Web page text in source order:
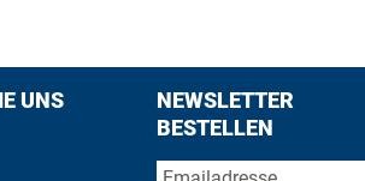
UNS
NEWSLETTER
BESTELLEN